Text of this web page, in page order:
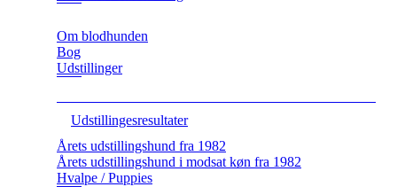
Om blodhunden
Bog
Udstillinger
Udstillingesresultater
Årets udstillingshund fra 1982
Årets udstillingshund i modsat køn fra 1982
Hvalpe / Puppies